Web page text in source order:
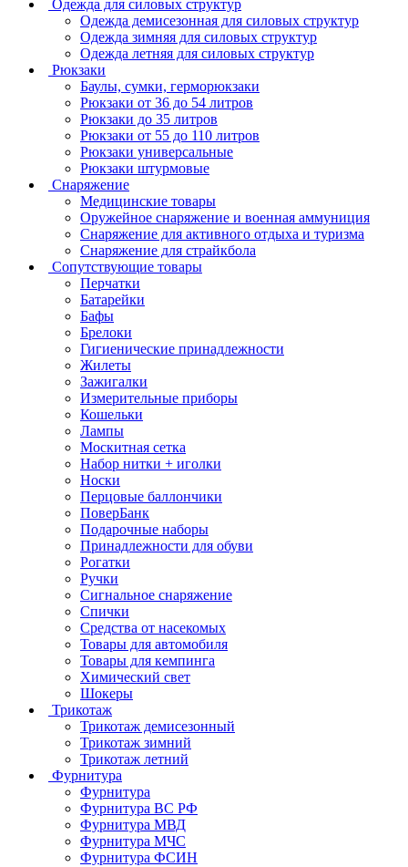
Одежда для силовых структур
Одежда демисезонная для силовых структур
Одежда зимняя для силовых структур
Одежда летняя для силовых структур
Рюкзаки
Баулы, сумки, герморюкзаки
Рюкзаки от 36 до 54 литров
Рюкзаки до 35 литров
Рюкзаки от 55 до 110 литров
Рюкзаки универсальные
Рюкзаки штурмовые
Снаряжение
Медицинские товары
Оружейное снаряжение и военная аммуниция
Снаряжение для активного отдыха и туризма
Снаряжение для страйкбола
Сопутствующие товары
Перчатки
Батарейки
Бафы
Брелоки
Гигиенические принадлежности
Жилеты
Зажигалки
Измерительные приборы
Кошельки
Лампы
Москитная сетка
Набор нитки + иголки
Носки
Перцовые баллончики
ПоверБанк
Подарочные наборы
Принадлежности для обуви
Рогатки
Ручки
Сигнальное снаряжение
Спички
Средства от насекомых
Товары для автомобиля
Товары для кемпинга
Химический свет
Шокеры
Трикотаж
Трикотаж демисезонный
Трикотаж зимний
Трикотаж летний
Фурнитура
Фурнитура
Фурнитура ВС РФ
Фурнитура МВД
Фурнитура МЧС
Фурнитура ФСИН